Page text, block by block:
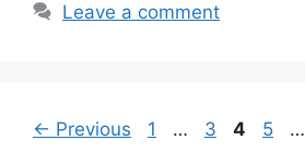
Leave a comment
← Previous Page
1 … Page
3 Page
4 Page
5 …